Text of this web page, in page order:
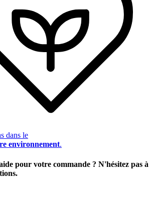
dans le
environnement.
pour votre commande ? N'hésitez pas à